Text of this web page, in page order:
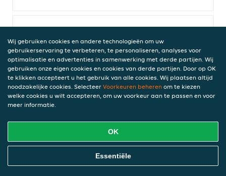
€ 3,75
incl. statiegeld (€ 0,00)
Vegetarische bitterballen 6 stuks
€ 4,75
Online Eten Bestellen
Wij gebruiken cookies en andere technologieën om uw
gebruikerservaring te verbeteren, te personaliseren, analyses voor
optimalisatie en advertenties in samenwerking met derde partijen. Wij
gebruiken onze eigen cookies en cookies van derde partijen. Door op OK
te klikken accepteert u het gebruik van alle cookies. Wij plaatsen altijd
noodzakelijke cookies. Selecteer Voorkeuren beheren om te kiezen
welke cookies u wilt accepteren, om uw voorkeur aan te passen en voor
meer informatie.
OK
Essentiële